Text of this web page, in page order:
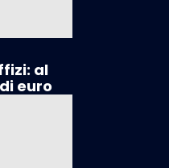
al
euro